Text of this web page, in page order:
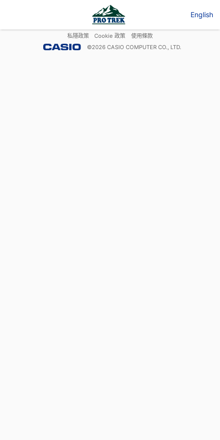
English
私隱政策 Cookie 政策
使用條款
©2026 CASIO COMPUTER CO., LTD.